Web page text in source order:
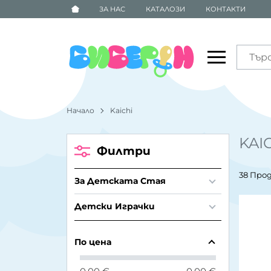
ЗА НАС КАТАЛОЗИ КОНТАКТИ
Начало Kaichi
38
Филтри
За Детската Стая
Детски Играчки
По цена